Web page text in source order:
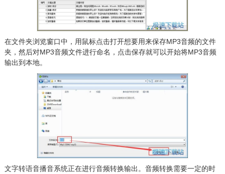
在文件夹浏览窗口中，用鼠标点击打开想要用来保存MP3音频的文件
夹，然后对MP3音频文件进行命名，点击保存就可以开始将MP3音频
输出到本地。
文字转语音播音系统正在进行音频转换输出。音频转换需要一定的时